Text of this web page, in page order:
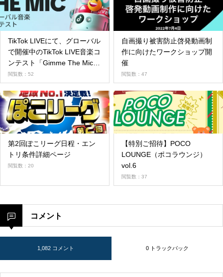
TikTok LIVEにて、グローバル
で開催中のTikTok LIVE音楽コ
ンテスト「Gimme The Mic」
日本代表を決める決勝LIVEを
8/25に開催！
閲覧数：52
自画撮り被害防止啓発動画制
作に向けたワークショップ開
催
閲覧数：47
第2回ぽこリーグ日程・エン
トリ条件詳細ページ
閲覧数：20
【特別ご招待】POCO
LOUNGE（ポコラウンジ）
vol.6
閲覧数：37
コメント
1,082 コメント 0 トラックバック